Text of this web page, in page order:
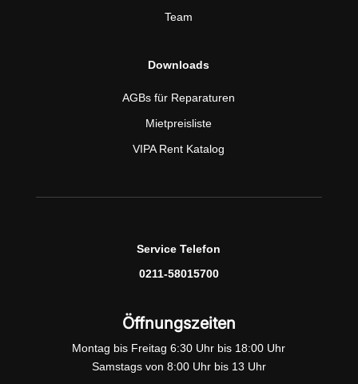
Team
Downloads
AGBs für Reparaturen
Mietpreisliste
VIPA Rent Katalog
Service Telefon
0211-58015700
Öffnungszeiten
Montag bis Freitag 6:30 Uhr bis 18:00 Uhr
Samstags von 8:00 Uhr bis 13 Uhr